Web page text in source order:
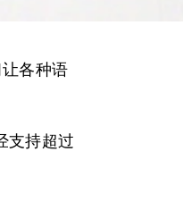
各种语
支持超过